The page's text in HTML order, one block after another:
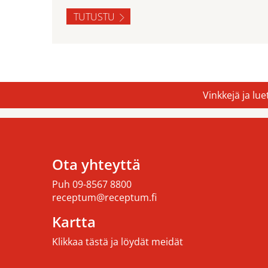
TUTUSTU
Vinkkejä ja
Ota yhteyttä
Puh 09-8567 8800
receptum@receptum.fi
Kartta
Klikkaa tästä ja löydät meidät